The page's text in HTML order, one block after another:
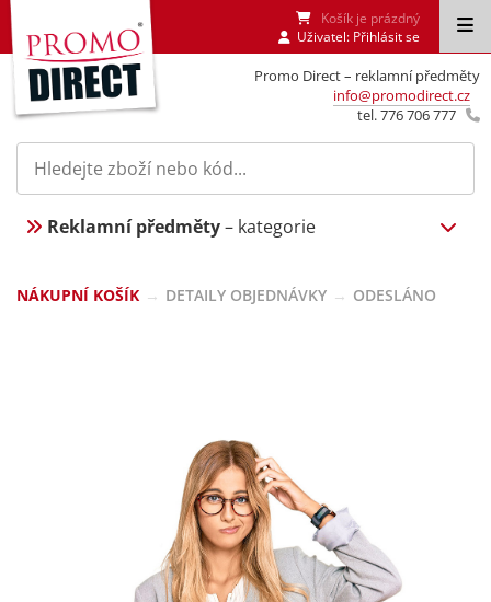
Promo Direct – reklamní předměty
info@promodirect.cz
tel. 776 706 777
Košík je prázdný
Uživatel: Přihlásit se
Reklamní předměty– kategorie
NÁKUPNÍ KOŠÍK → DETAILY OBJEDNÁVKY → ODESLÁNO